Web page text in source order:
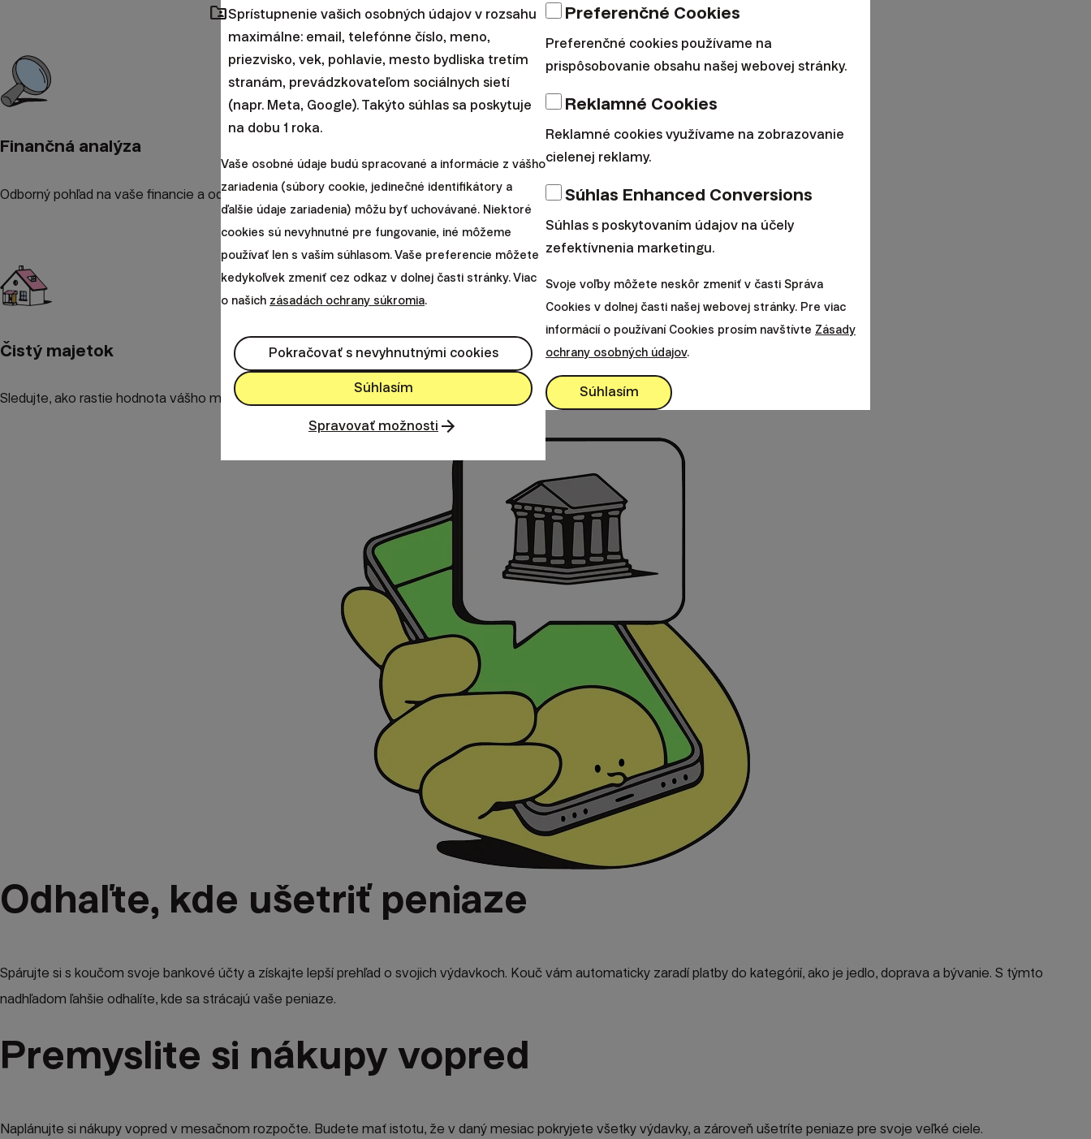
Finančná analýza
Odborný pohľad na vaše financie a odporúčania na zlepšenie.
Čistý majetok
Sledujte, ako rastie hodnota vášho majetku v čase.
Odhaľte, kde ušetriť peniaze
Spárujte si s koučom svoje bankové účty a získajte lepší prehľad o svojich výdavkoch. Kouč vám automaticky zaradí platby do kategórií, ako je jedlo, doprava a bývanie. S týmto
nadhľadom ľahšie odhalíte, kde sa strácajú vaše peniaze.
Premyslite si nákupy vopred
Naplánujte si nákupy vopred v mesačnom rozpočte. Budete mať istotu, že v daný mesiac pokryjete všetky výdavky, a zároveň ušetríte peniaze pre svoje veľké ciele.
folder_sharedSprístupnenie vašich osobných údajov v rozsahu
maximálne: email, telefónne číslo, meno,
priezvisko, vek, pohlavie, mesto bydliska tretím
stranám, prevádzkovateľom sociálnych sietí
(napr. Meta, Google). Takýto súhlas sa poskytuje
na dobu 1 roka.
Vaše osobné údaje budú spracované a informácie z vášho
zariadenia (súbory cookie, jedinečné identifikátory a
ďalšie údaje zariadenia) môžu byť uchovávané. Niektoré
cookies sú nevyhnutné pre fungovanie, iné môžeme
používať len s vaším súhlasom. Vaše preferencie môžete
kedykoľvek zmeniť cez odkaz v dolnej časti stránky. Viac
o našich zásadách ochrany súkromia.
Pokračovať s nevyhnutnými cookies
Súhlasím
Spravovať možnosti
Preferenčné Cookies
Preferenčné cookies používame na
prispôsobovanie obsahu našej webovej stránky.
Reklamné Cookies
Reklamné cookies využívame na zobrazovanie
cielenej reklamy.
Súhlas Enhanced Conversions
Súhlas s poskytovaním údajov na účely
zefektívnenia marketingu.
Svoje voľby môžete neskôr zmeniť v časti Správa
Cookies v dolnej časti našej webovej stránky. Pre viac
informácií o používaní Cookies prosím navštívte Zásady
ochrany osobných údajov.
Súhlasím